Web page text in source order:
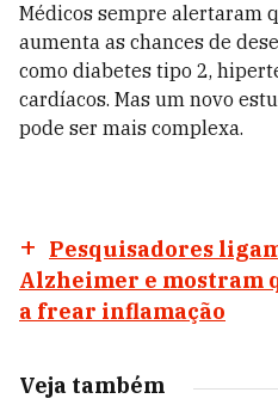
Médicos sempre alertaram
aumenta as chances de
como diabetes tipo 2,
cardíacos. Mas um novo
pode ser mais complexa.
Pesquisadores
Alzheimer e mostram
a frear inflamação
Veja também